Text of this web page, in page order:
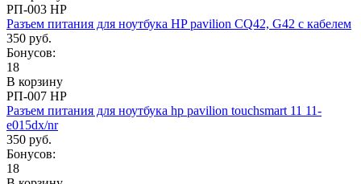
РП-003 HP
Разъем питания для ноутбука HP pavilion CQ42, G42 с кабелем
350 руб.
Бонусов:
18
В корзину
РП-007 HP
Разъем питания для ноутбука hp pavilion touchsmart 11 11-
e015dx/nr
350 руб.
Бонусов:
18